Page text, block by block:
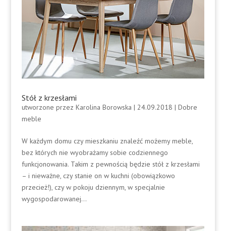
Stół z krzesłami
utworzone przez Karolina Borowska | 24.09.2018 | Dobre
meble
W każdym domu czy mieszkaniu znaleźć możemy meble,
bez których nie wyobrażamy sobie codziennego
funkcjonowania. Takim z pewnością będzie stół z krzesłami
– i nieważne, czy stanie on w kuchni (obowiązkowo
przecież!), czy w pokoju dziennym, w specjalnie
wygospodarowanej...